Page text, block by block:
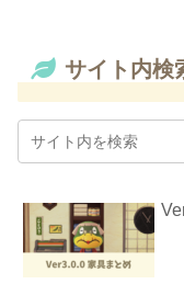
サイト内検